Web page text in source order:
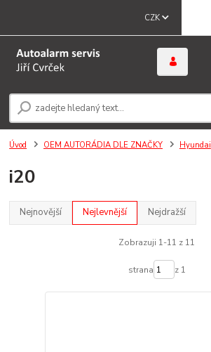
CZK
Úvod OEM AUTORÁDIA DLE ZNAČKY Hyundai
i20
Nejnovější Nejlevnější Nejdražší
Zobrazuji 1-11 z 11
strana z 1